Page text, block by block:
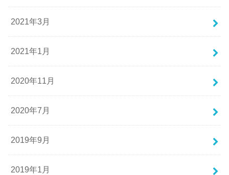
2021年3月
2021年1月
2020年11月
2020年7月
2019年9月
2019年1月